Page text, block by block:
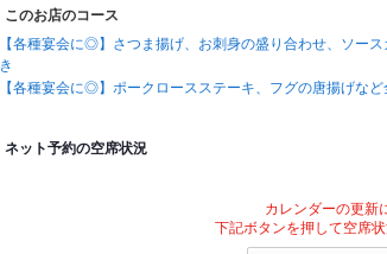
このお店のコース
【各種宴会に◎】さつま揚げ、お刺身の盛り合わせ、ソー
き
【各種宴会に◎】ポークロースステーキ、フグの唐揚げな
ネット予約の空席状況
カレンダーの更新
下記ボタンを押して空席